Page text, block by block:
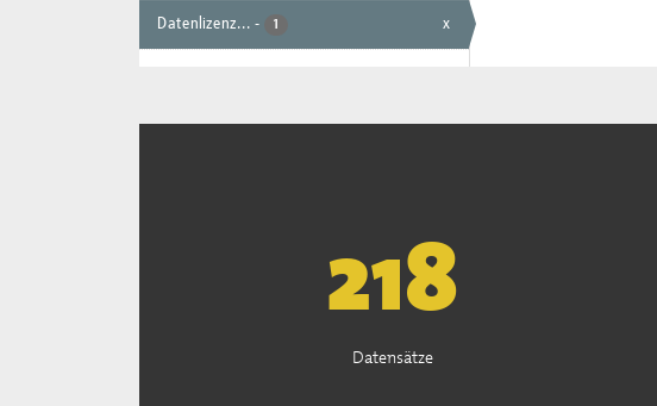
Datenlizenz... - 1 x
221
Datensätze